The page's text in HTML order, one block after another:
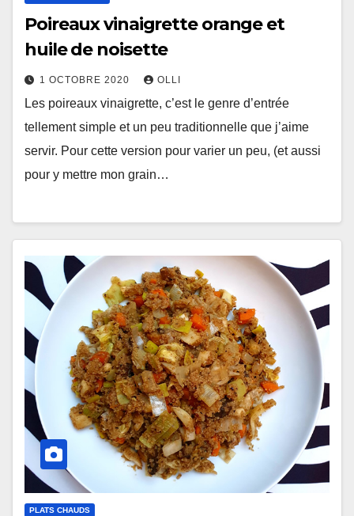
Poireaux vinaigrette orange et
huile de noisette
1 OCTOBRE 2020 OLLI
Les poireaux vinaigrette, c’est le genre d’entrée
tellement simple et un peu traditionnelle que j’aime
servir. Pour cette version pour varier un peu, (et aussi
pour y mettre mon grain…
PLATS CHAUDS